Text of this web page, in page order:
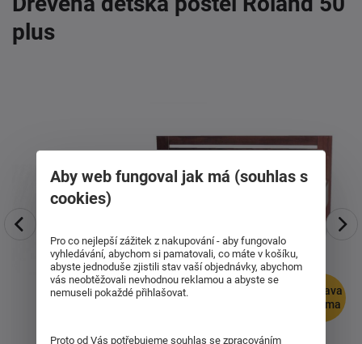
plus
doprava
zdarma
Aby web fungoval jak má (souhlas s
cookies)
Pro co nejlepší zážitek z nakupování - aby fungovalo
vyhledávání, abychom si pamatovali, co máte v košíku,
abyste jednoduše zjistili stav vaší objednávky, abychom
vás neobtěžovali nevhodnou reklamou a abyste se
nemuseli pokaždé přihlašovat.
Proto od Vás potřebujeme souhlas se zpracováním